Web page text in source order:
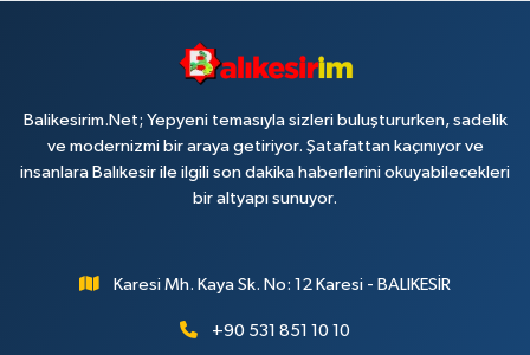
Balikesirim.Net; Yepyeni temasıyla sizleri buluştururken, sadelik
ve modernizmi bir araya getiriyor. Şatafattan kaçınıyor ve
insanlara Balıkesir ile ilgili son dakika haberlerini okuyabilecekleri
bir altyapı sunuyor.
Karesi Mh. Kaya Sk. No: 12 Karesi - BALIKESİR
+90 531 851 10 10